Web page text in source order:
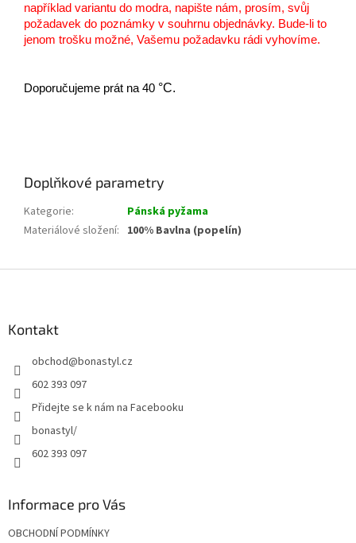
například variantu do modra, napište nám, prosím, svůj
požadavek do poznámky v souhrnu objednávky. Bude-li to
jenom trošku možné, Vašemu požadavku rádi vyhovíme.
Doporučujeme prát na 40 °C.
Doplňkové parametry
Kategorie:
Pánská pyžama
Materiálové složení: 100% Bavlna (popelín)
Kontakt
obchod@bonastyl.cz
602 393 097
Přidejte se k nám na Facebooku
bonastyl/
602 393 097
Informace pro Vás
OBCHODNÍ PODMÍNKY